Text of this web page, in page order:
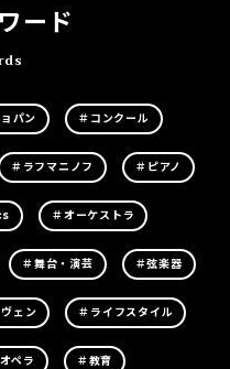
ード
パン ＃コンクール
＃ラフマニノフ ＃ピアノ
＃オーケストラ
＃舞台・演芸 ＃弦楽器
ェン ＃ライフスタイル
ペラ ＃教育